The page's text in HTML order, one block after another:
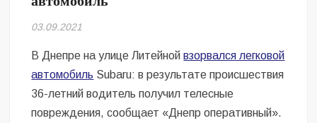
Безугла закликає валити Сирського
сучасну моду
Командувач ВМС Неїжпапа закликав не дестабілізувати ситуацію
навколо керівництва армії
03.09.2021
В Днепре на улице Литейнойвзорвался легковой
автомобиль Subaru: в результате происшествия
36-летний водитель получил телесные
повреждения, сообщает «Днепр оперативный».